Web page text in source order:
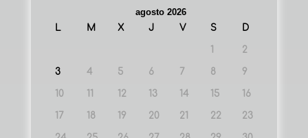
agosto 2026
L
M X J V S D
1 2
3 4 5 6 7 8 9
10 11 12 13 14 15 16
17 18 19 20 21 22 23